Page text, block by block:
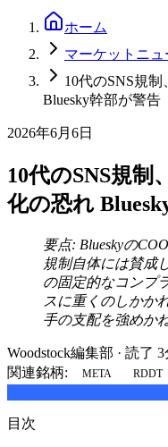
ホーム
マーケットニュ
10代のSNS規
Bluesky幹部が警告
2026年6月6日
10代のSNS規
化の恐れ
要点: Blueskyの
規制自体には賛成
の固定的なコンプ
スに重くのしかか
手の支配を強めか
Woodstock編集部 · 読了 3
関連銘柄:
META RDDT
目次